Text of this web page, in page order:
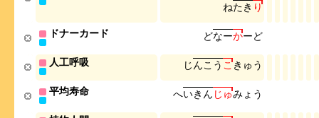
ねたき り
ドナーカード どなーかーど
人工呼吸 じ んこ う こき ゅ う
平均寿命 へいき ん じ ゅみ ょ う